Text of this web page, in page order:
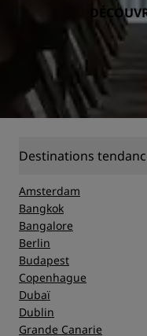
Destinations
Amsterdam
Bangkok
Bangalore
Berlin
Budapest
Copenhague
Dubaï
Dublin
Grande Canarie